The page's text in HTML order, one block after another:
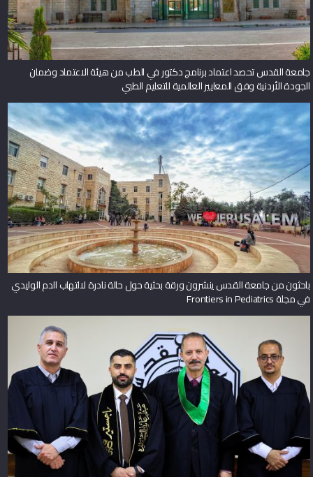
جامعة القدس تحصد اعتماد برنامج دكتور في الطب من هيئة الاعتماد وضمان
الجودة الأردنية وفق المعايير العالمية للتعليم الطبي
باحثون من جامعة القدس ينشرون ورقة بحثية حول حالة نادرة لالتهاب الدم الوليدي
في مجلة Frontiers in Pediatrics